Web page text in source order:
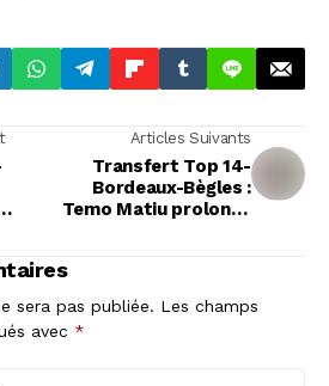
Articles Suivants
Transfert Top 14-
Bordeaux-Bègles :
Temo Matiu prolonge
sera pas publiée. Les champs
avec *